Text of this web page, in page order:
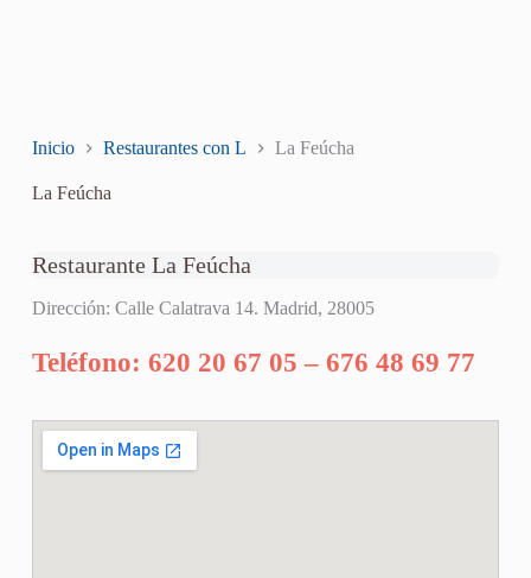
Inicio Restaurantes con L La Feúcha
La Feúcha
Restaurante La Feúcha
Dirección: Calle Calatrava 14. Madrid, 28005
Teléfono: 620 20 67 05 – 676 48 69 77